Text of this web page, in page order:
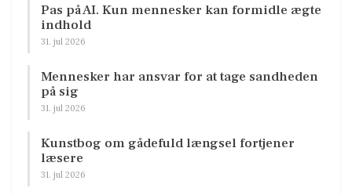
Pas på AI. Kun mennesker kan formidle ægte
indhold
31. jul 2026
Mennesker har ansvar for at tage sandheden
på sig
31. jul 2026
Kunstbog om gådefuld længsel fortjener
læsere
31. jul 2026